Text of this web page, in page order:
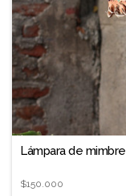
Lámpara de
$150.000